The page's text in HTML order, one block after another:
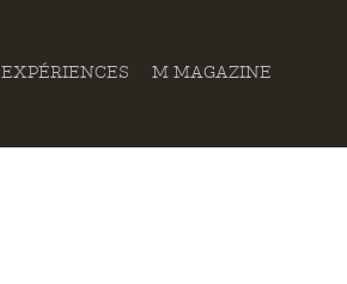
EXPÉRIENCES M MAGAZINE